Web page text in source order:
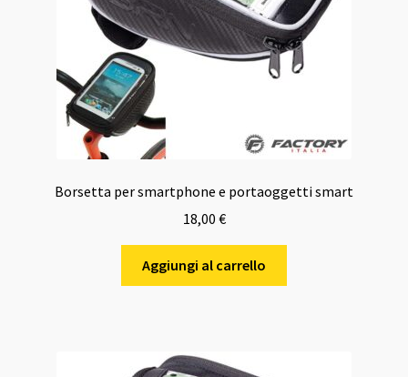
Borsetta per smartphone e portaoggetti smart
18,00 €
Aggiungi al carrello